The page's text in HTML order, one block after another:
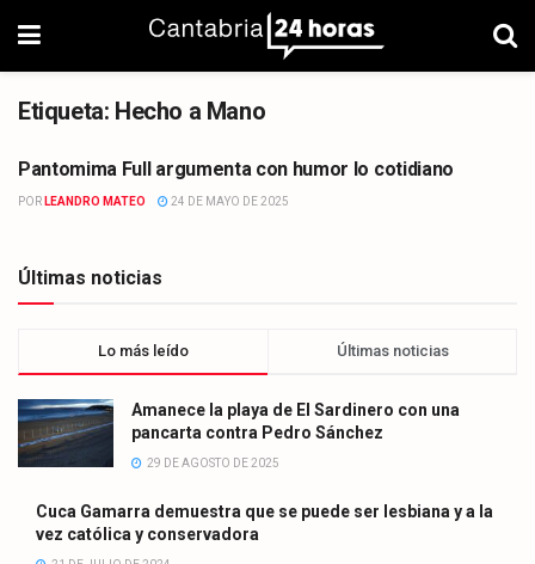
Etiqueta: Hecho a Mano
CULTURA
Pantomima Full argumenta con humor lo cotidiano
POR LEANDRO MATEO 24 DE MAYO DE 2025
Últimas noticias
Lo más leído Últimas noticias
Amanece la playa de El Sardinero con una
pancarta contra Pedro Sánchez
29 DE AGOSTO DE 2025
Cuca Gamarra demuestra que se puede ser lesbiana y a la
vez católica y conservadora